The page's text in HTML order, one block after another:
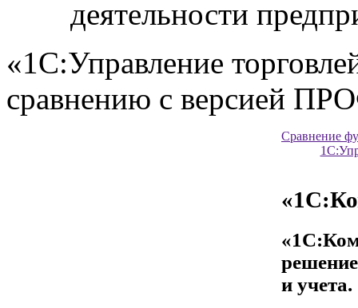
деятельности
«1С:Управление
сравнению с версией
Сравнение
и учета.